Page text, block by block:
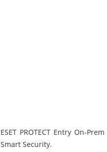
ESET PROTECT Entry On-
Smart Security.